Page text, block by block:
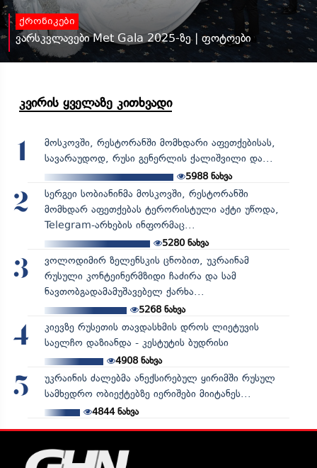
ქრონიკები
ვარსკვლავები Met Gala 2025-ზე | ფოტოები
კვირის ყველაზე კითხვადი
1
მოსკოვში, რესტორანში მომხდარი აფეთქებისას,
სავარაუდოდ, რუსი გენერლის ქალიშვილი და...
5988 ნახვა
2
სერგეი სობიანინმა მოსკოვში, რესტორანში
მომხდარ აფეთქებას ტერორისტული აქტი უწოდა,
Telegram-არხების ინფორმაც...
5280ნახვა
3
ვოლოდიმირ ზელენსკის ცნობით, უკრაინამ
რუსული კონტეინერმზიდი ჩაძირა და სამ
ნავთობგადამამუშავებელ ქარხა...
5268ნახვა
4
კიევზე რუსეთის თავდასხმის დროს ლიეტუვის
საელჩო დაზიანდა - კესტუტის ბუდრისი
4908ნახვა
5
უკრაინის ძალებმა ანექსირებულ ყირიმში რუსულ
სამხედრო ობიექტებზე იერიშები მიიტანეს...
4844ნახვა